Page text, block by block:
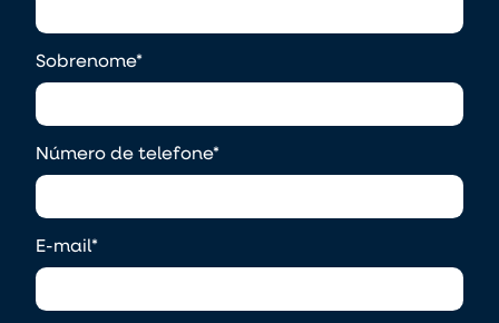
Sobrenome*
Número de telefone*
E-mail*